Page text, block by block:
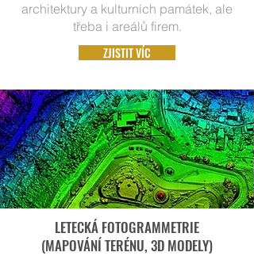
architektury a kulturních památek, ale
třeba i areálů firem.
ZJISTIT VÍC
LETECKÁ FOTOGRAMMETRIE
(MAPOVÁNÍ TERÉNU, 3D MODELY)